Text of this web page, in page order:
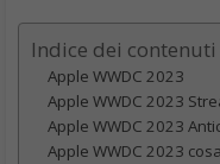
Indice dei contenuti
Apple WWDC 2023
Apple WWDC 2023
Apple WWDC 2023
Apple WWDC 2023